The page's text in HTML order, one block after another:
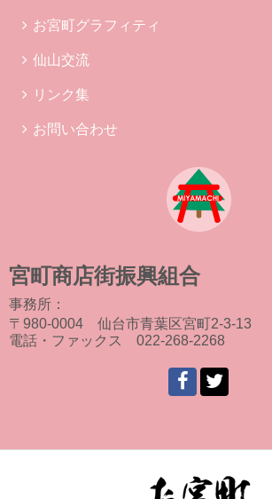
お宮町グラフィティ
仙山交流
リンク集
お問い合わせ
宮町商店街振興組合
事務所：
〒980-0004 仙台市青葉区宮町2-3-13
電話・ファックス 022-268-2268